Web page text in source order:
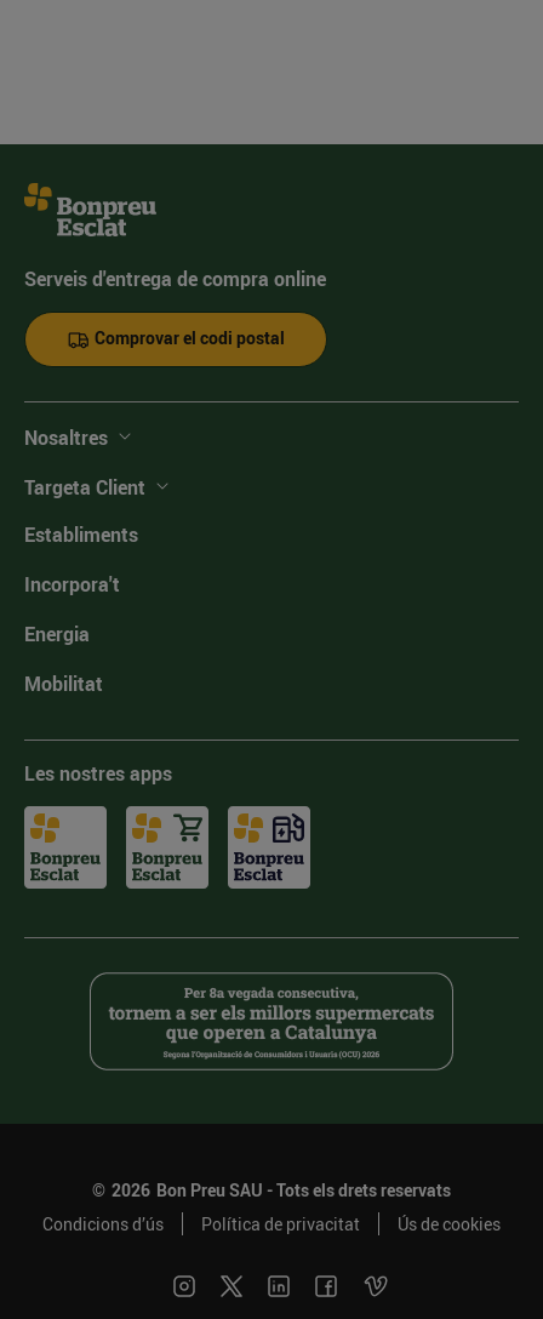
Serveis d'entrega de compra online
Comprovar el codi postal
Nosaltres
Targeta Client
Establiments
Incorpora't
Energia
Mobilitat
Les nostres apps
© 2026 Bon Preu SAU - Tots els drets reservats
Condicions d’ús
Política de privacitat Ús de cookies